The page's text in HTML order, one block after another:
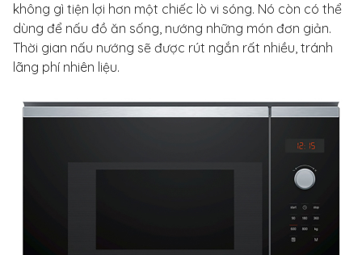
không gì tiện lợi hơn một chiếc lò vi sóng. Nó còn có thể
dùng để nấu đồ ăn sống, nướng những món đơn giản.
Thời gian nấu nướng sẽ được rút ngắn rất nhiều, tránh
lãng phí nhiên liệu.